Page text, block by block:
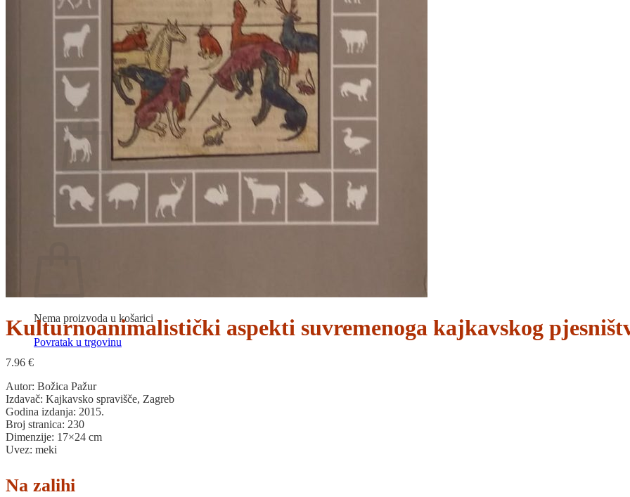
ZEMLJOVIDI
Otkup knjiga
O nama
Novosti
AKCIJA
Pretraži:
Nema proizvoda u košarici
Povratak u trgovinu
Nema proizvoda u košarici
Povratak u trgovinu
Kulturnoanimalistički aspekti suvremenoga kajkavskog
7.96 €
Autor: Božica Pažur
Izdavač: Kajkavsko spravišče, Zagreb
Godina izdanja: 2015.
Broj stranica: 230
Dimenzije: 17×24 cm
Uvez: meki
Na zalihi